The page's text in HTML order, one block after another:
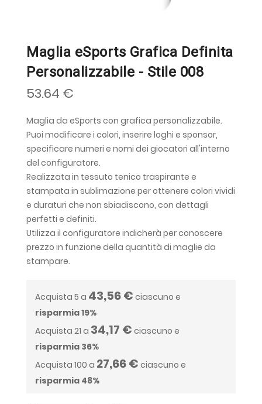
Maglia eSports Grafica Definita
Personalizzabile - Stile 008
53.64 €
Maglia da eSports con grafica personalizzabile.
Puoi modificare i colori, inserire loghi e sponsor,
specificare numeri e nomi dei giocatori all'interno
del configuratore.
Realizzata in tessuto tenico traspirante e
stampata in sublimazione per ottenere colori vividi
e duraturi che non sbiadiscono, con dettagli
perfetti e definiti.
Utilizza il configuratore indicherà per conoscere
prezzo in funzione della quantità di maglie da
stampare.
Acquista 5 a 43,56 € ciascuno e
risparmia19%
Acquista 21 a 34,17 € ciascuno e
risparmia 36%
Acquista 100 a 27,66 € ciascuno e
risparmia 48%